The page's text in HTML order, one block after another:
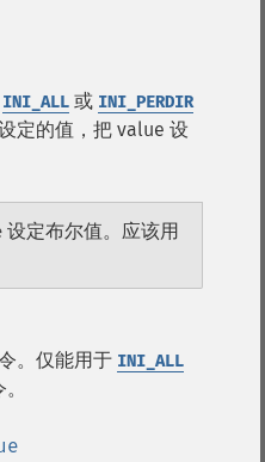
INI_ALL 或 INI_PERDIR
定的值，把 value 设
设定布尔值。应该用
。仅能用于 INI_ALL